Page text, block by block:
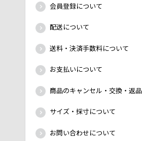
会員登録について
配送について
送料・決済手数料について
お支払いについて
商品のキャンセル・交換・返
サイズ・採寸について
お問い合わせについて